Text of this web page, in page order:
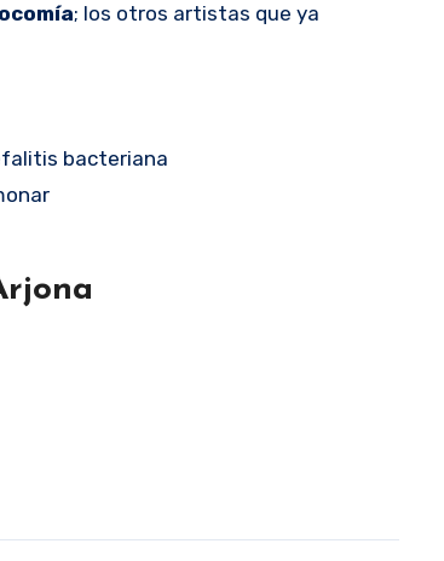
; los otros artistas que ya
bacteriana